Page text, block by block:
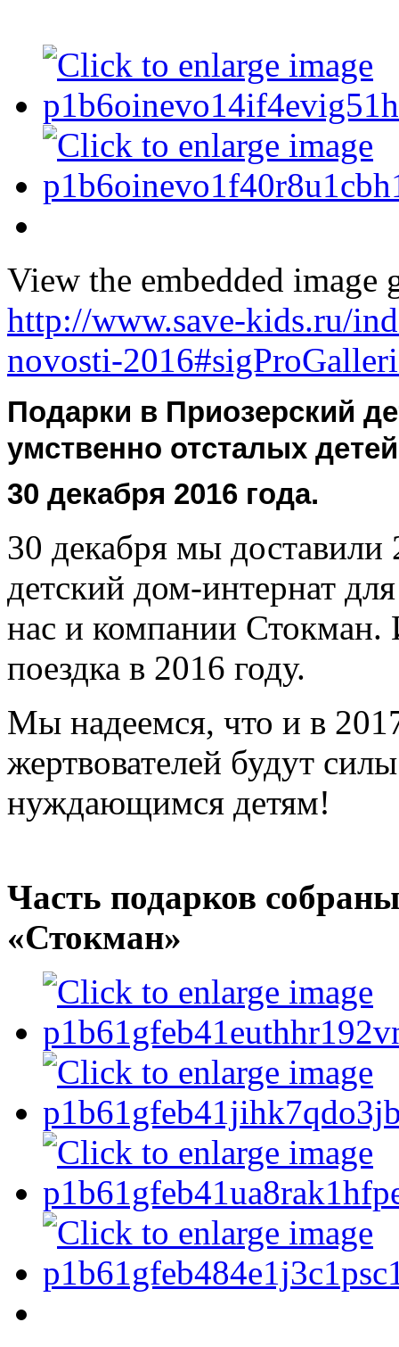
View the embedded image
http://www.save-kids.ru/
novosti-
Подарки в Приозерский
умственно отсталых детей
30 декабря 2016 года.
30 декабря мы доставили
детский дом-интернат
нас и компании
поездка в 2016 году.
Мы надеемся, что и в
жертвователей будут
нуждающимся детям!
Часть подарков
«Стокман»